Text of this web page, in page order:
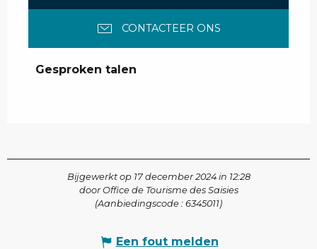
CONTACTEER ONS
Gesproken talen
Gesproken talen
Bijgewerkt op 17 december 2024 in 12:28
door Office de Tourisme des Saisies
(Aanbiedingscode : 6345011)
Een fout melden